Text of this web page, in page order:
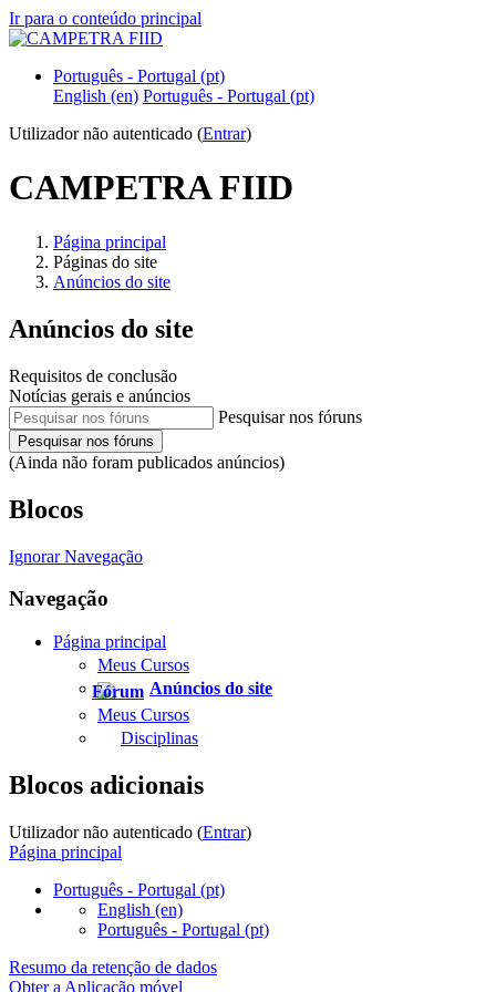
Ir para o conteúdo principal
Português - Portugal ‎(pt)‎
English ‎(en)‎ Português - Portugal ‎(pt)‎
Utilizador não autenticado (Entrar)
CAMPETRA FIID
Página principal
Páginas do site
Anúncios do site
Anúncios do site
Requisitos de conclusão
Notícias gerais e anúncios
Pesquisar nos fóruns
Pesquisar nos fóruns
(Ainda não foram publicados anúncios)
Blocos
Ignorar Navegação
Navegação
Página principal
Meus Cursos
Anúncios do site
Meus Cursos
Disciplinas
Blocos adicionais
Utilizador não autenticado (Entrar)
Página principal
Português - Portugal ‎(pt)‎
English ‎(en)‎
Português - Portugal ‎(pt)‎
Resumo da retenção de dados
Obter a Aplicação móvel